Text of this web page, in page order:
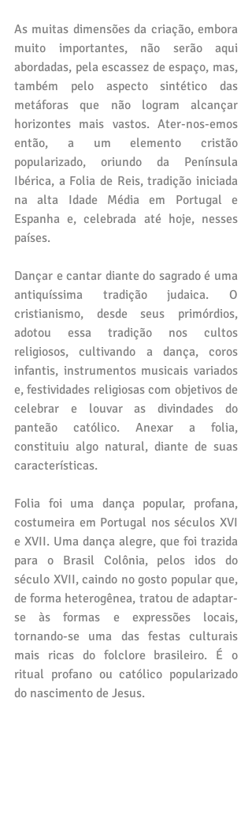
As muitas dimensões da criação, embora
muito importantes, não serão aqui
abordadas, pela escassez de espaço, mas,
também pelo aspecto sintético das
metáforas que não logram alcançar
horizontes mais vastos. Ater-nos-emos
então, a um elemento cristão
popularizado, oriundo da Península
Ibérica, a Folia de Reis, tradição iniciada
na alta Idade Média em Portugal e
Espanha e, celebrada até hoje, nesses
países.
Dançar e cantar diante do sagrado é uma
antiquíssima tradição judaica. O
cristianismo, desde seus primórdios,
adotou essa tradição nos cultos
religiosos, cultivando a dança, coros
infantis, instrumentos musicais variados
e, festividades religiosas com objetivos de
celebrar e louvar as divindades do
panteão católico. Anexar a folia,
constituiu algo natural, diante de suas
características.
Folia foi uma dança popular, profana,
costumeira em Portugal nos séculos XVI
e XVII. Uma dança alegre, que foi trazida
para o Brasil Colônia, pelos idos do
século XVII, caindo no gosto popular que,
de forma heterogênea, tratou de adaptar-
se às formas e expressões locais,
tornando-se uma das festas culturais
mais ricas do folclore brasileiro. É o
ritual profano ou católico popularizado
do nascimento de Jesus.